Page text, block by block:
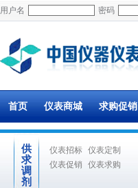
用户名 密码
首页 仪表商城 求购促销
供
求
调
剂
仪表招标 仪表定制
仪表促销
仪表求购